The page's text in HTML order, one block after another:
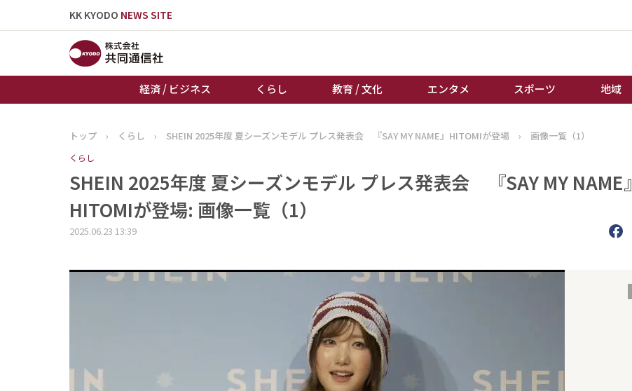
KK KYODO NEWS SITE
経済 / ビジネス くらし 教育 / 文化 エンタメ スポーツ 地域
トップページ
経済 / ビジネス
教育 / 文化
キーパーソン
誰もが輝いて働く社会へ
オートレース
女流本因坊戦
トップ › くらし › SHEIN 2025年度 夏シーズンモデル プレス発表会 『SAY MY NAME』HITOMIが登場 › 画像一覧（1）
くらし
SHEIN 2025年度 夏シーズンモデル プレス発表会 『SAY MY NAME』
HITOMIが登場: 画像一覧（1）
2025.06.23 13:39